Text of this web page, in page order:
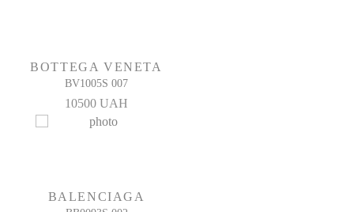
BOTTEGA VENETA
BV1005S 007
10500 UAH
BALENCIAGA